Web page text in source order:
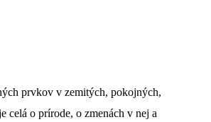
prvkov v zemitých, pokojných,
celá o prírode, o zmenách v nej a